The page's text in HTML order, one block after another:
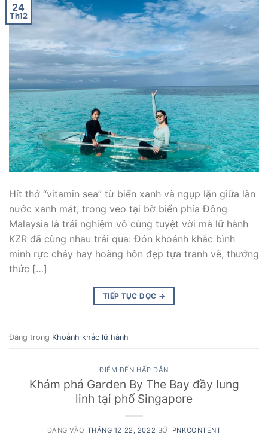
24
Th12
Hít thở “vitamin sea” từ biển xanh và ngụp lặn giữa làn
nước xanh mát, trong veo tại bờ biển phía Đông
Malaysia là trải nghiệm vô cùng tuyệt vời mà lữ hành
KZR đã cùng nhau trải qua: Đón khoảnh khắc bình
minh rực cháy hay hoàng hôn đẹp tựa tranh vẽ, thưởng
thức […]
TIẾP TỤC ĐỌC →
Đăng trong Khoảnh khắc lữ hành
ĐIỂM ĐẾN HẤP DẪN
Khám phá Garden By The Bay đầy lung
linh tại phố Singapore
ĐĂNG VÀO THÁNG 12 22, 2022 BỞI PNKCONTENT